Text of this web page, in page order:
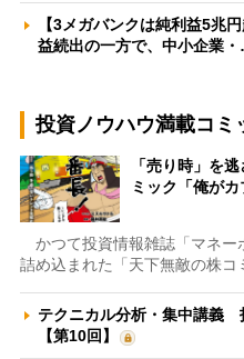
【3メガバンクは純利益5兆
益続出の一方で、中小企業
投資ノウハウ満載コミ
「売り時」を
ミック「俺がカ
かつて投資情報雑誌「マネー
詰め込まれた「天下無敵の株
テクニカル分析・集中講義
【第10回】